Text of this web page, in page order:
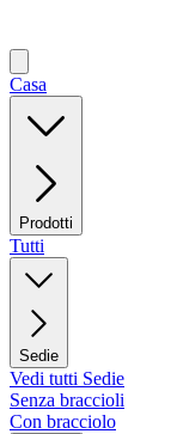
Casa
Prodotti
Tutti
Sedie
Vedi tutti Sedie
Senza braccioli
Con bracciolo